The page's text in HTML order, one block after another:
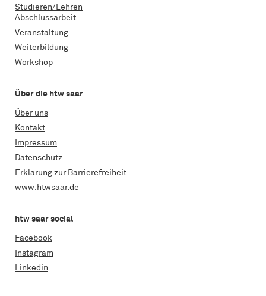
Studieren/Lehren
Abschlussarbeit
Veranstaltung
Weiterbildung
Workshop
Über die htw saar
Über uns
Kontakt
Impressum
Datenschutz
Erklärung zur Barrierefreiheit
www.htwsaar.de
htw saar social
Facebook
Instagram
Linkedin